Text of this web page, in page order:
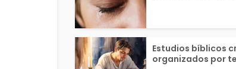
Estudios bíblicos
organizados por